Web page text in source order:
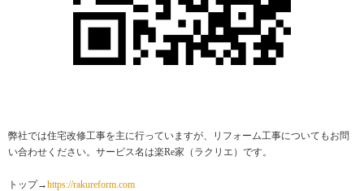
弊社では住宅改修工事を主に行っていますが、リフォーム工事についてもお問
い合わせください。サービス名は楽Re家（ラクリエ）です。
トップ→https://rakureform.com